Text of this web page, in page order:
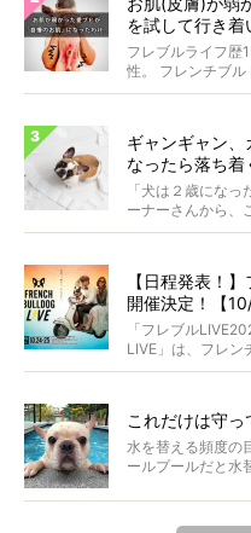
を試して行き
フレブルライフ歴
性。 フレンチブ
者...
ギャンギャン、
なったら落ち
「犬は２歳にな
ーナーさんから、
【日程発表！
開催決定！【
「フレブル
LIVE」は、フレン
これだけは守
水を替える頻度の
ールプールだと水